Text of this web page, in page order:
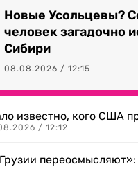
Новые Усольцевы?
человек загадочно
Сибири
08.08.2026 / 12:15
известно, кого США
/ 12:12